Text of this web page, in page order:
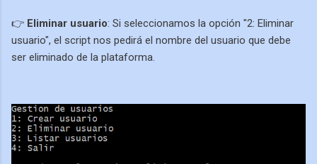
👉 Eliminar usuario: Si seleccionamos la opción "2: Eliminar
usuario", el script nos pedirá el nombre del usuario que debe
ser eliminado de la plataforma.